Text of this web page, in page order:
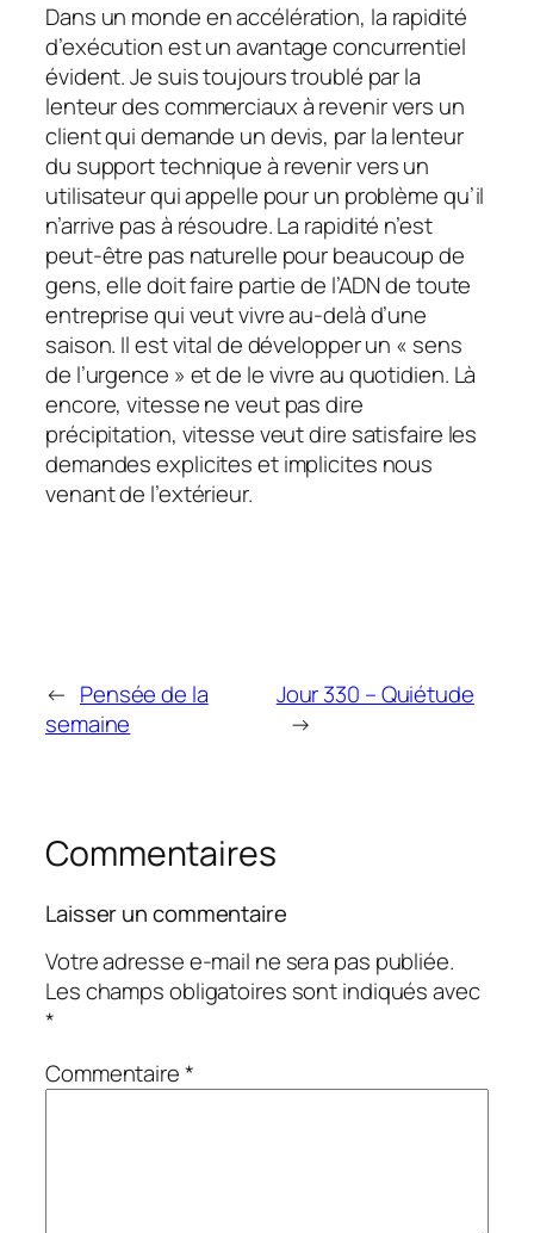
Dans un monde en accélération, la rapidité
d’exécution est un avantage concurrentiel
évident. Je suis toujours troublé par la
lenteur des commerciaux à revenir vers un
client qui demande un devis, par la lenteur
du support technique à revenir vers un
utilisateur qui appelle pour un problème qu’il
n’arrive pas à résoudre. La rapidité n’est
peut-être pas naturelle pour beaucoup de
gens, elle doit faire partie de l’ADN de toute
entreprise qui veut vivre au-delà d’une
saison. Il est vital de développer un « sens
de l’urgence » et de le vivre au quotidien. Là
encore, vitesse ne veut pas dire
précipitation, vitesse veut dire satisfaire les
demandes explicites et implicites nous
venant de l’extérieur.
← Pensée de la
semaine
Jour 330 – Quiétude
→
Commentaires
Laisser un commentaire
Votre adresse e-mail ne sera pas publiée.
Les champs obligatoires sont indiqués avec
*
Commentaire*